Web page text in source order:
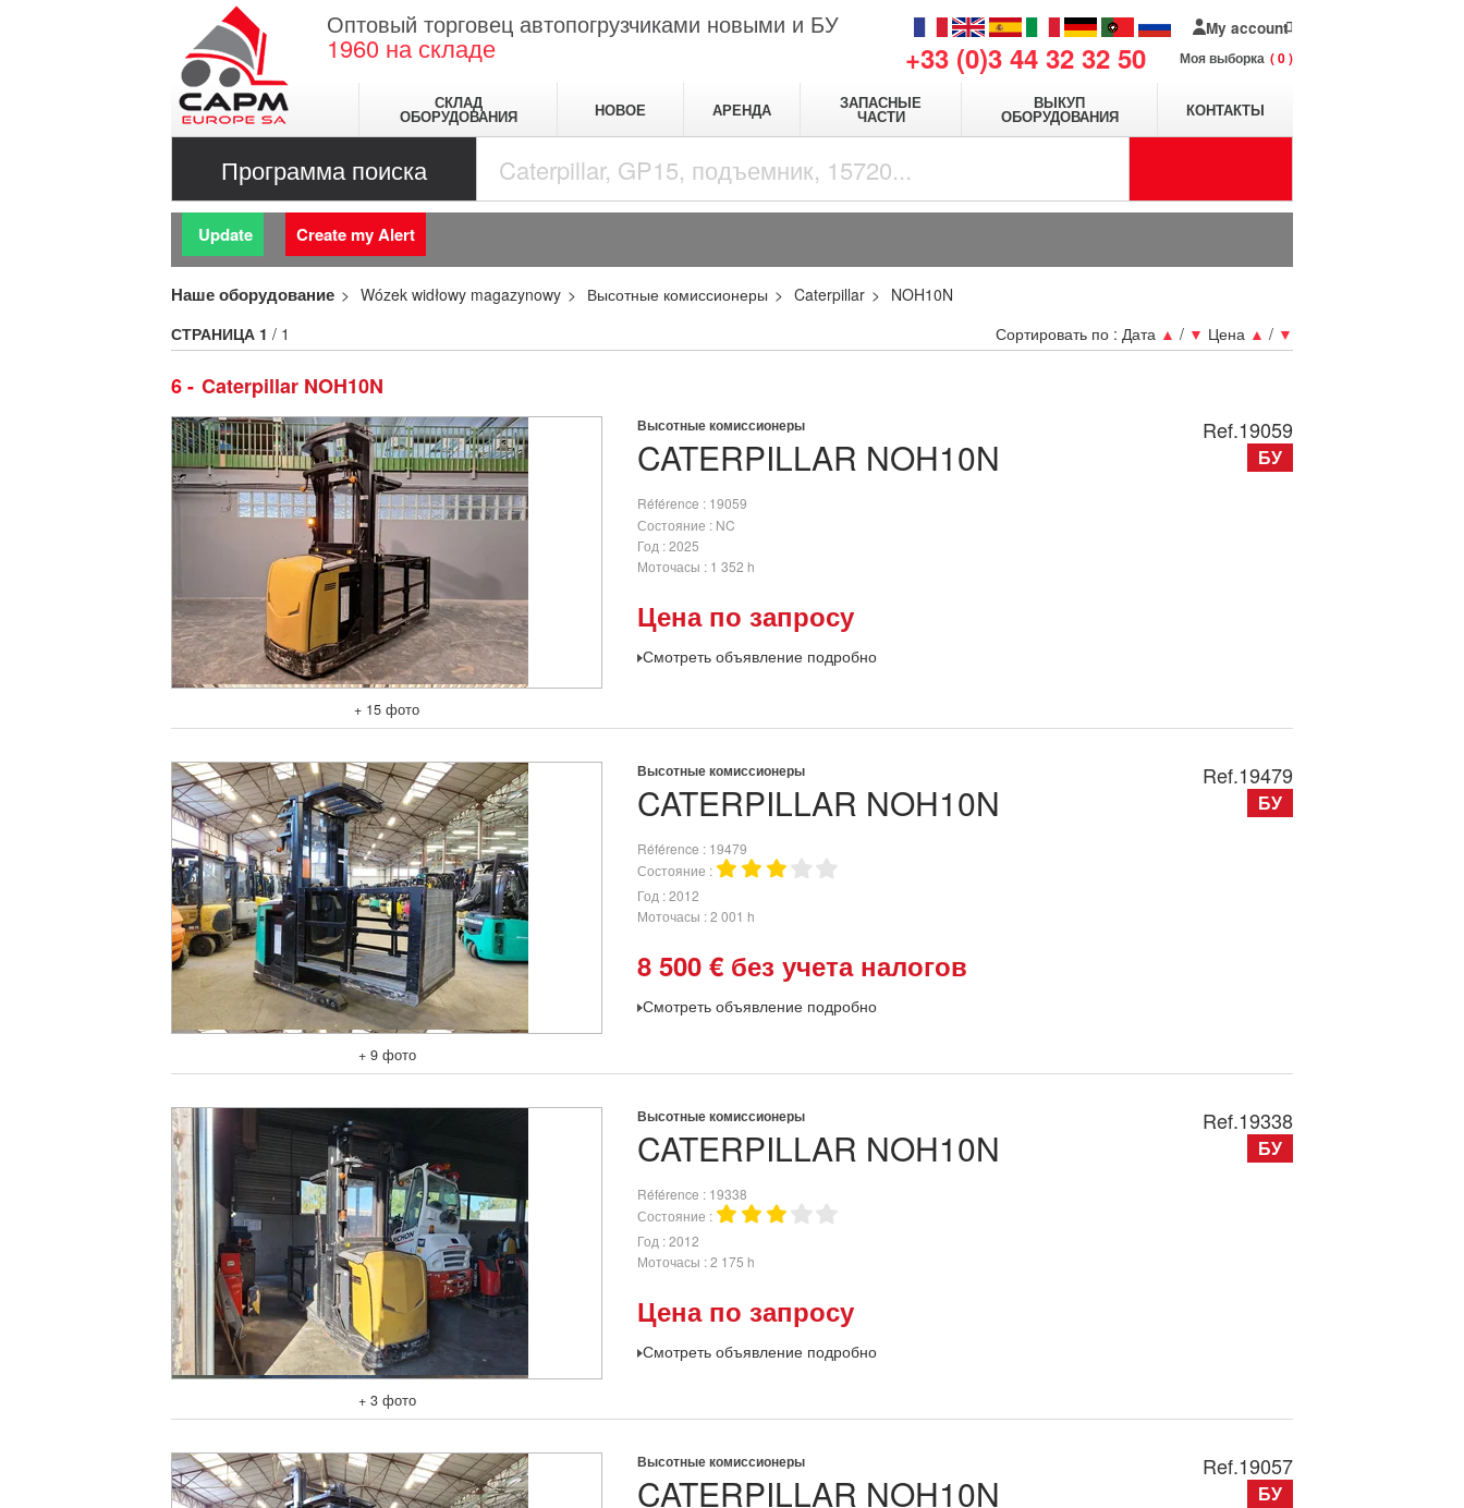
Оптовый торговец автопогрузчиками новыми и БУ
1960 на складе +33 (0)3 44 32 32 50
My account
Моя выборка 0
СКЛАД
ОБОРУДОВАНИЯ НОВОЕ АРЕНДА ЗАПАСНЫЕ
ЧАСТИ
ВЫКУП
ОБОРУДОВАНИЯ КОНТАКТЫ
Программа поиска
Update Create my Alert
Наше оборудование Wózek widłowy magazynowy Высотные комиссионеры Caterpillar NOH10N
6 Caterpillar NOH10N
Сортировать по : Дата ▲ / ▼ Цена ▲ / ▼
СТРАНИЦА 1 / 1
+ 15 фото
CATERPILLAR NOH10N
Высотные комиссионеры
Référence
19059
Состояние
NC
Год 2025
Моточасы
1 352 h
Цена по запросу
Смотреть объявление подробно
Ref.19059
БУ
+ 9 фото
CATERPILLAR NOH10N
Высотные комиссионеры
Référence
19479
Состояние
Год 2012
Моточасы 2 001 h
8 500 € без учета налогов
Смотреть объявление подробно
Ref.19479
БУ
+ 3 фото
CATERPILLAR NOH10N
Высотные комиссионеры
Référence
19338
Состояние
Год 2012
Моточасы 2 175 h
Цена по запросу
Смотреть объявление подробно
Ref.19338
БУ
CATERPILLAR NOH10N
Высотные комиссионеры Ref.19057
БУ